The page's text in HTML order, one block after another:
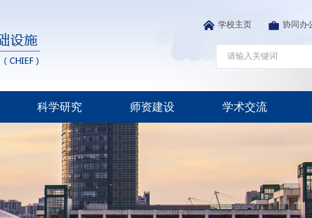
学校主页 协同办
科学研究 师资建设 学术交流